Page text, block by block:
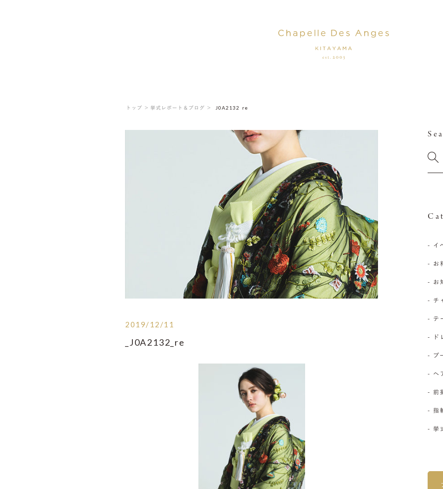
トップ ＞ 挙式レポート＆ブログ ＞ _J0A2132_re
2019/12/11
_J0A2132_re
- イ
- お
- お
- チ
- テ
- ド
- ブ
- ヘ
- 前
- 指
- 挙